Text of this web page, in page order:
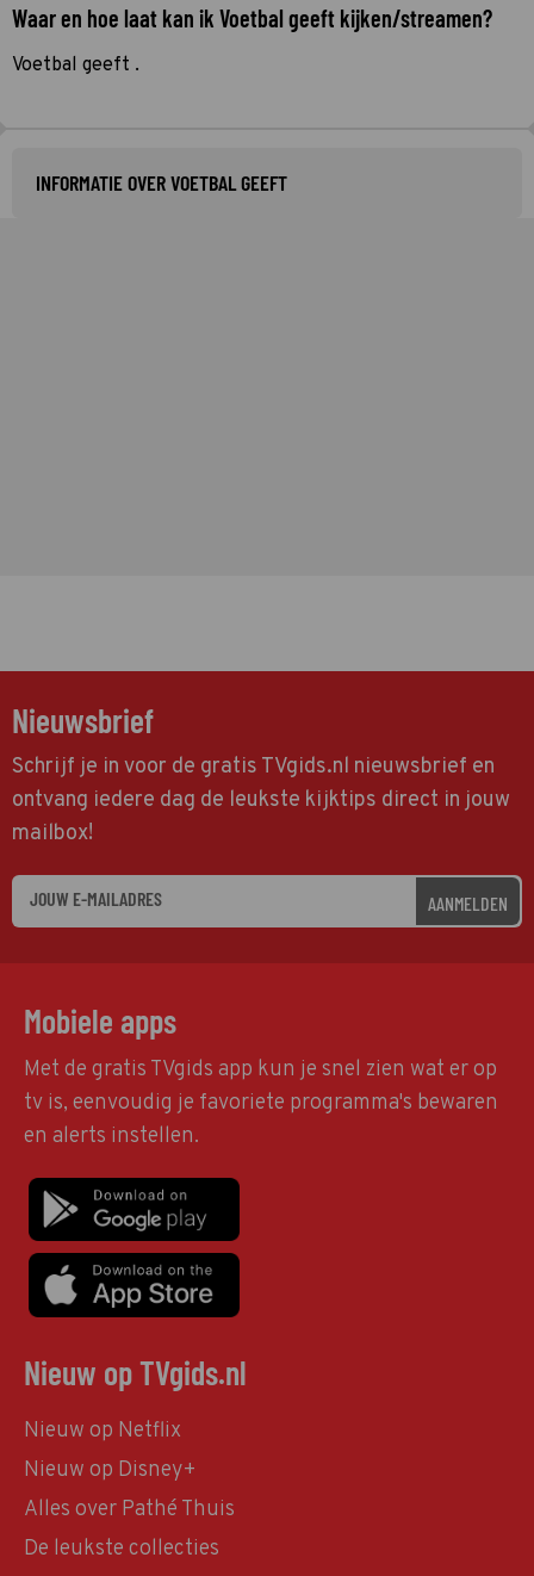
Waar en hoe laat kan ik Voetbal geeft kijken/streamen?
Voetbal geeft .
INFORMATIE OVER VOETBAL GEEFT
Nieuwsbrief
Schrijf je in voor de gratis TVgids.nl nieuwsbrief en
ontvang iedere dag de leukste kijktips direct in jouw
mailbox!
AANMELDEN
Mobiele apps
Met de gratis TVgids app kun je snel zien wat er op
tv is, eenvoudig je favoriete programma's bewaren
en alerts instellen.
Nieuw op TVgids.nl
Nieuw op Netflix
Nieuw op Disney+
Alles over Pathé Thuis
De leukste collecties